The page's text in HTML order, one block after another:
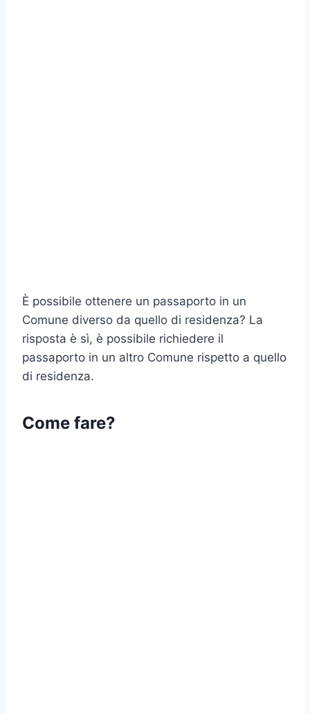
È possibile ottenere un passaporto in un
Comune diverso da quello di residenza? La
risposta è sì, è possibile richiedere il
passaporto in un altro Comune rispetto a quello
di residenza.
Come fare?